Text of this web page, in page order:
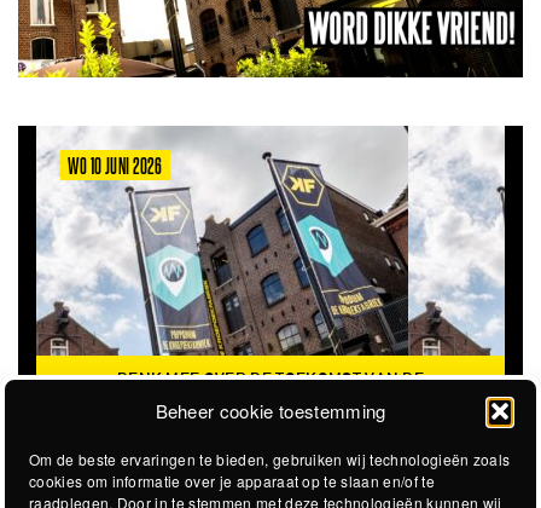
Beheer cookie toestemming
Om de beste ervaringen te bieden, gebruiken wij technologieën zoals
cookies om informatie over je apparaat op te slaan en/of te
raadplegen. Door in te stemmen met deze technologieën kunnen wij
WO 10 JUNI 2026
DENK MEE OVER DE TOEKOMST VAN DE
KROEPOEKFABRIEK